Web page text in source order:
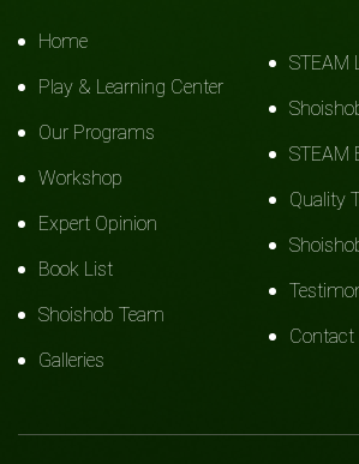
Home
Play & Learning Center
Our Programs
Workshop
Expert Opinion
Book List
Shoishob Team
Galleries
STEAM
STEAM
Quality
Contact